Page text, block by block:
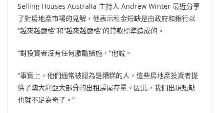
Selling Houses Australia 主持人 Andrew Winter 最近分享
了對房地產市場的見解，他表示租金短缺是由政府和銀行以
“越來越嚴格”和“越來越嚴格”的貸款標準造成的。
“對投資者沒有任何激勵措施，”他說。
“事實上，他們通常被認為是糟糕的人，這些房地產投資者提
供了澳大利亞大部分的出租房屋存量。因此，我們出現短缺
也就不足為奇了。”